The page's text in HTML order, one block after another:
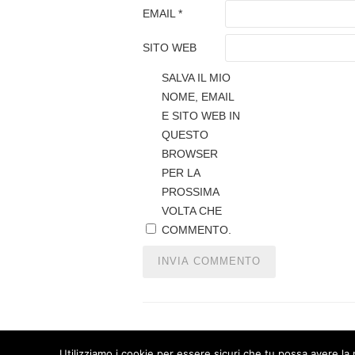
EMAIL *
SITO WEB
SALVA IL MIO
NOME, EMAIL
E SITO WEB IN
QUESTO
BROWSER
PER LA
PROSSIMA
VOLTA CHE
COMMENTO.